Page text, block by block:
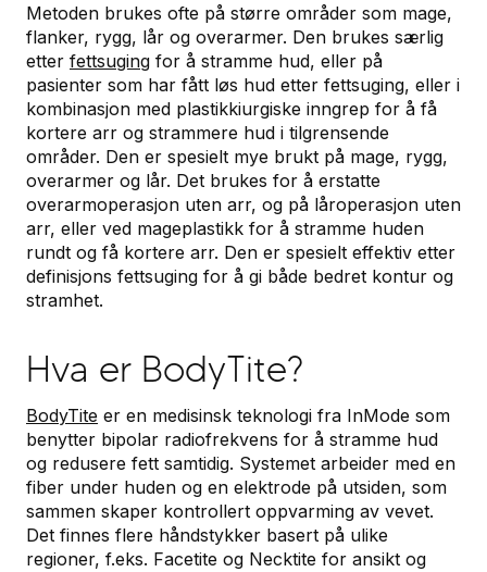
Metoden brukes ofte på større områder som mage,
flanker, rygg, lår og overarmer. Den brukes særlig
etter fettsuging for å stramme hud, eller på
pasienter som har fått løs hud etter fettsuging, eller i
kombinasjon med plastikkiurgiske inngrep for å få
kortere arr og strammere hud i tilgrensende
områder. Den er spesielt mye brukt på mage, rygg,
overarmer og lår. Det brukes for å erstatte
overarmoperasjon uten arr, og på låroperasjon uten
arr, eller ved mageplastikk for å stramme huden
rundt og få kortere arr. Den er spesielt effektiv etter
definisjons fettsuging for å gi både bedret kontur og
stramhet.
Hva er BodyTite?
BodyTite er en medisinsk teknologi fra InMode som
benytter bipolar radiofrekvens for å stramme hud
og redusere fett samtidig. Systemet arbeider med en
fiber under huden og en elektrode på utsiden, som
sammen skaper kontrollert oppvarming av vevet.
Det finnes flere håndstykker basert på ulike
regioner, f.eks. Facetite og Necktite for ansikt og